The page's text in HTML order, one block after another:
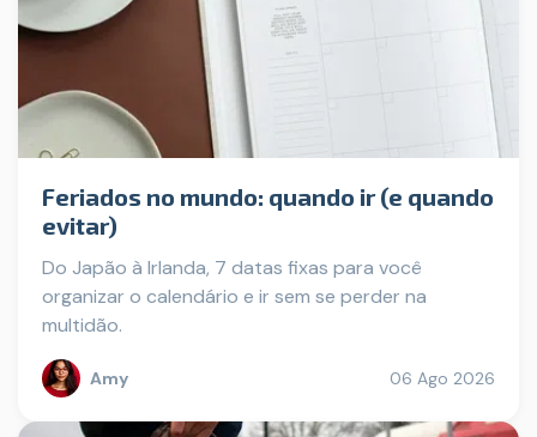
Feriados no mundo: quando ir (e quando
evitar)
Do Japão à Irlanda, 7 datas fixas para você
organizar o calendário e ir sem se perder na
multidão.
Amy 06 Ago 2026